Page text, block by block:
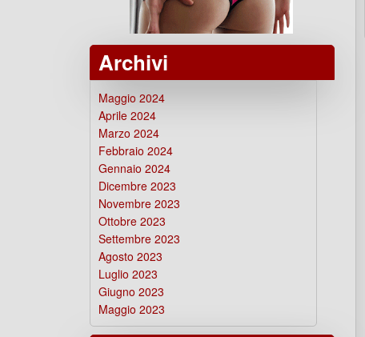
Archivi
Maggio 2024
Aprile 2024
Marzo 2024
Febbraio 2024
Gennaio 2024
Dicembre 2023
Novembre 2023
Ottobre 2023
Settembre 2023
Agosto 2023
Luglio 2023
Giugno 2023
Maggio 2023